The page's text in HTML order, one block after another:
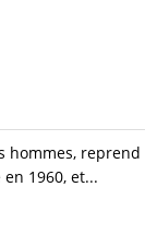
1960, et...